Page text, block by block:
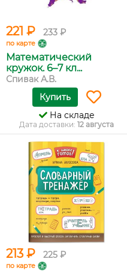
221 ₽ 233 ₽
по карте
Математический
кружок. 6–7 кл...
Спивак А.В.
Купить
На складе
Дата доставки: 12 августа
213 ₽ 225 ₽
по карте